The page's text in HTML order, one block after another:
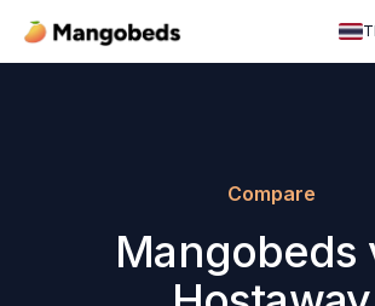
Compare
Mangobeds